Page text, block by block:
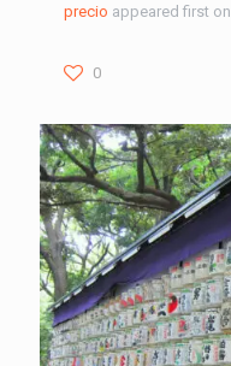
precio appeared first on
0